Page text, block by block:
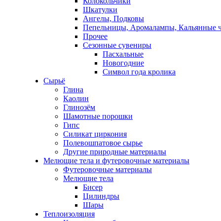
Шкатулки
Ангелы, Подковы
Пепельницы, Аромалампы, Кальянные
Прочее
Сезонные сувениры
Пасхальные
Новогодние
Символ года кролика
Сырьё
Глина
Каолин
Глинозём
Шамотные порошки
Гипс
Силикат циркония
Полевошпатовое сырье
Другие природные материалы
Мелющие тела и футеровочные материалы
Футеровочные материалы
Мелющие тела
Бисер
Цилиндры
Шары
Теплоизоляция